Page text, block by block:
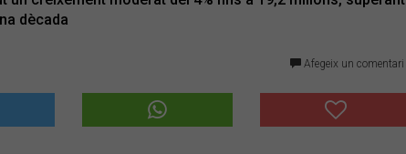
dècada
Afegeix un comentari